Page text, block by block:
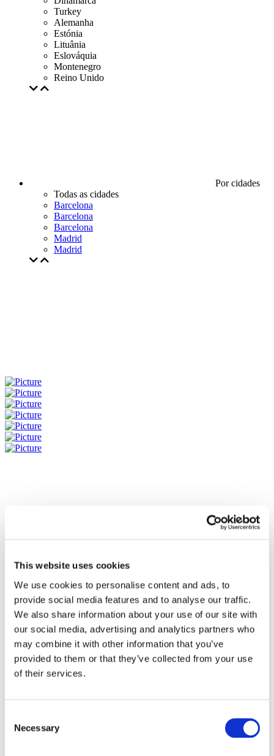
This website uses cookies
We use cookies to personalise content and ads, to
provide social media features and to analyse our traffic.
We also share information about your use of our site with
our social media, advertising and analytics partners who
may combine it with other information that you’ve
provided to them or that they’ve collected from your use
of their services.
Selection
Necessary
Turkey
Alemanha
Estónia
Lituânia
Eslováquia
Montenegro
Reino Unido
Por cidades
Todas as cidades
Barcelona
Barcelona
Barcelona
Madrid
Madrid
Eventos
Concertos